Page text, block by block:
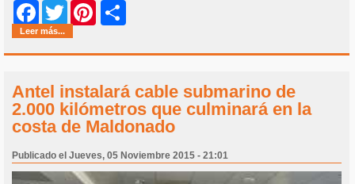
Facebook
Twitter Pinterest
Leer más...
Antel instalará cable submarino de
2.000 kilómetros que culminará en la
costa de Maldonado
Publicado el Jueves, 05 Noviembre 2015 - 21:01